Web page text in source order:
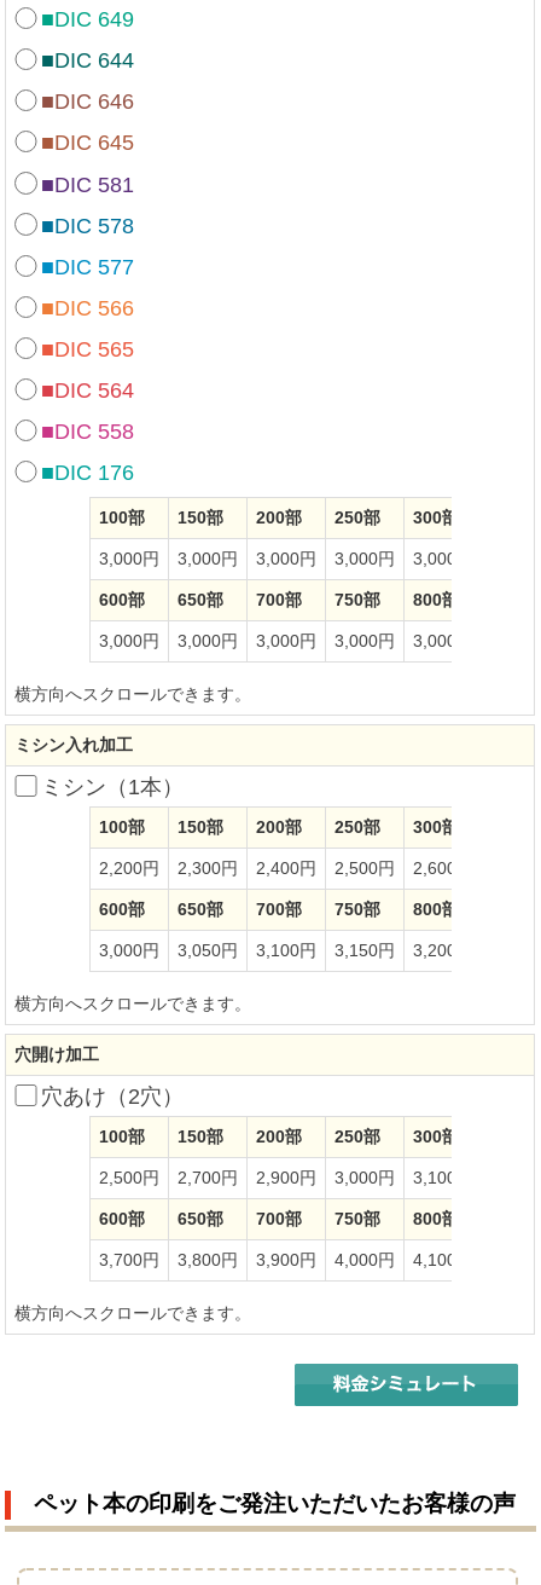
■DIC 649
■DIC 644
■DIC 646
■DIC 645
■DIC 581
■DIC 578
■DIC 577
■DIC 566
■DIC 565
■DIC 564
■DIC 558
■DIC 176
100部 150部 200部 250部 300部
3,000円 3,000円 3,000円 3,000円 3,000円
600部 650部 700部 750部 800部
3,000円 3,000円 3,000円 3,000円 3,000円
横方向へスクロールできます。
ミシン入れ加工
ミシン（1本）
100部 150部 200部 250部 300部
2,200円 2,300円 2,400円 2,500円 2,600円
600部 650部 700部 750部 800部
3,000円 3,050円 3,100円 3,150円 3,200円
横方向へスクロールできます。
穴開け加工
穴あけ（2穴）
100部 150部 200部 250部 300部
2,500円 2,700円 2,900円 3,000円 3,100円
600部 650部 700部 750部 800部
3,700円 3,800円 3,900円 4,000円 4,100円
横方向へスクロールできます。
ペット本の印刷をご発注いただいたお客様の声